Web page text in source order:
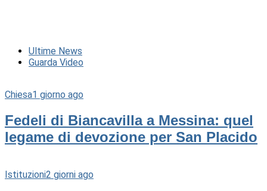
Ultime News
Guarda Video
Chiesa1 giorno ago
Fedeli di Biancavilla a Messina: quel
legame di devozione per San Placido
Istituzioni2 giorni ago